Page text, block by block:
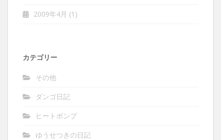
2009年4月 (1)
カテゴリー
その他
ダンゴ日記
ヒートポンプ
ゆうせつきの日記